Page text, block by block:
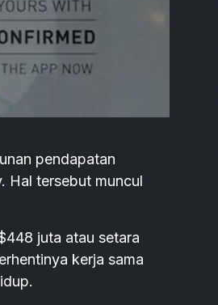
pendapatan
Hal tersebut muncul
juta atau setara
kerja sama